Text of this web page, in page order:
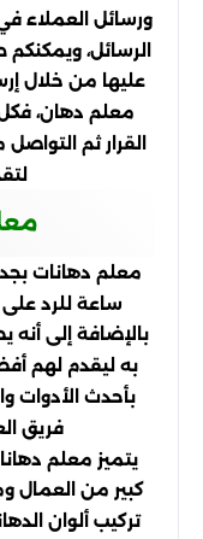
ورسائل العملاء
الرسائل،
عليها من خلال
معلم دهان،
القرار ثم
معلم دهانات
ساعة للرد على
بالإضافة إلى
به ليقدم لهم
بأحدث الأدوات
فريق
يتميز معلم
كبير من العمال
تركيب ألوان